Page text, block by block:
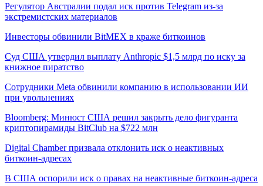
Регулятор Австралии подал иск против Telegram из-за
экстремистских материалов
Инвесторы обвинили BitMEX в краже биткоинов
Суд США утвердил выплату Anthropic $1,5 млрд по иску за
книжное пиратство
Сотрудники Meta обвинили компанию в использовании ИИ
при увольнениях
Bloomberg: Минюст США решил закрыть дело фигуранта
криптопирамиды BitClub на $722 млн
Digital Chamber призвала отклонить иск о неактивных
биткоин-адресах
В США оспорили иск о правах на неактивные биткоин-адреса